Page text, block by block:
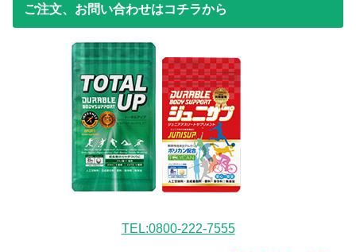
ご注文、お問い合わせはコチラから
TEL:0800-222-7555